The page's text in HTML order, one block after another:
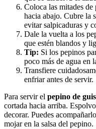
Coloca las mitades de
hacia abajo. Cubre la
evitar salpicaduras y
Dale la vuelta a los
que estén blandos y
Tip: Si los pepinos
poco más de agua en
Transfiere
enfriar antes de servir.
Para servir el pepino de
cortada hacia arriba.
decorar. Puedes
mojar en la salsa del pepino.